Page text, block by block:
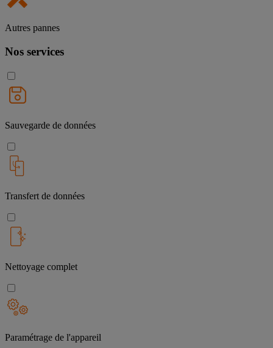
Autres pannes
Nos services
Sauvegarde de données
Transfert de données
Nettoyage complet
Paramétrage de l'appareil